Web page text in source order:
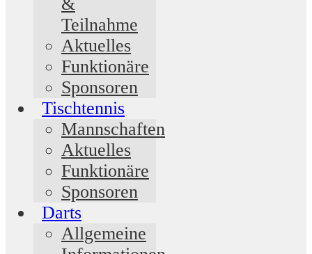
Teilnahme
Aktuelles
Funktionäre
Sponsoren
Tischtennis
Mannschaften
Aktuelles
Funktionäre
Sponsoren
Darts
Allgemeine